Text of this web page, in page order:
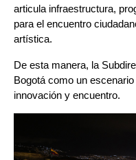
articula infraestructura,
para el encuentro
artística.
De esta manera, la
Bogotá como un
innovación y encuentro.